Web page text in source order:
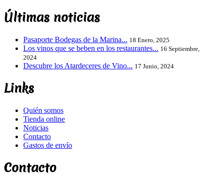
Últimas noticias
Pasaporte Bodegas de la Marina... 18 Enero, 2025
Los vinos que se beben en los restaurantes... 16 Septiembre,
2024
Descubre los Atardeceres de Vino... 17 Junio, 2024
Links
Quién somos
Tienda online
Noticias
Contacto
Gastos de envío
Contacto